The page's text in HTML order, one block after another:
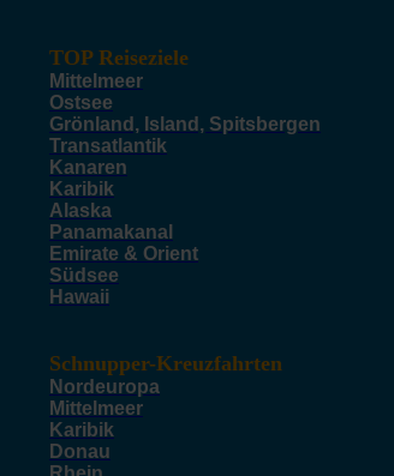
TOP Reiseziele
Mittelmeer
Ostsee
Grönland, Island, Spitsbergen
Transatlantik
Kanaren
Karibik
Alaska
Panamakanal
Emirate & Orient
Südsee
Hawaii
Schnupper-Kreuzfahrten
Nordeuropa
Mittelmeer
Karibik
Donau